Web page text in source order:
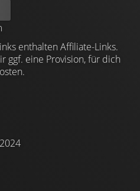
enthalten Affiliate-Links.
ggf. eine Provision, für dich